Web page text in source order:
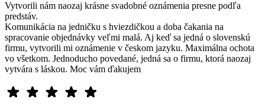
Vytvorili nám naozaj krásne svadobné oznámenia presne podľa
predstáv.
Komunikácia na jedničku s hviezdičkou a doba čakania na
spracovanie objednávky veľmi malá. Aj keď sa jedná o slovenskú
firmu, vytvorili mi oznámenie v českom jazyku. Maximálna ochota
vo všetkom. Jednoducho povedané, jedná sa o firmu, ktorá naozaj
vytvára s láskou. Moc vám ďakujem